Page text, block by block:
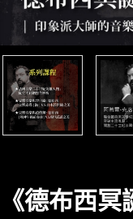
《德布西冥